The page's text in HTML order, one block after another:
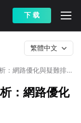
下 载
：網路優化與疑難排解
繁體中文
：網路優化